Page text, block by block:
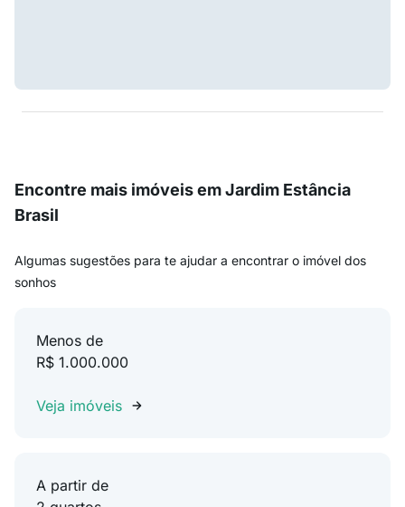
Encontre mais imóveis em Jardim Estância
Brasil
Algumas sugestões para te ajudar a encontrar o imóvel dos
sonhos
Menos de
R$ 1.000.000
Veja imóveis
A partir de